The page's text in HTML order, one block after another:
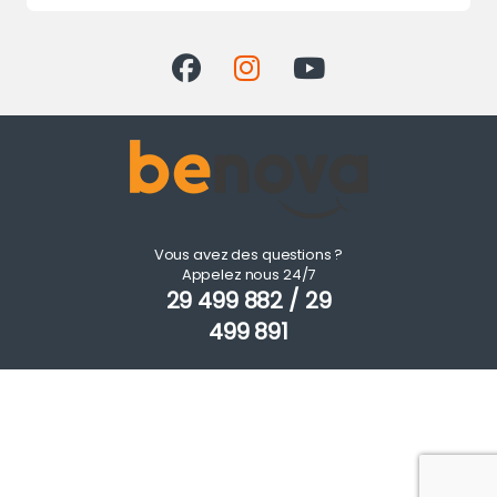
Vous avez des questions ?
Appelez nous 24/7
29 499 882 / 29
499 891